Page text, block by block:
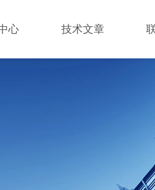
心 技术文章